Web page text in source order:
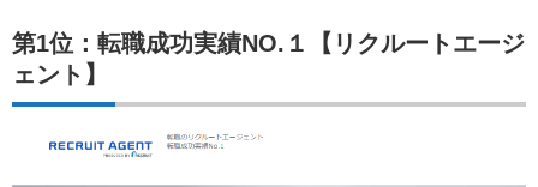
第1位：転職成功実績NO.１【リクルートエージ
ェント】